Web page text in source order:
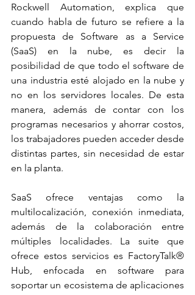
Rockwell Automation, explica que
cuando habla de futuro se refiere a la
propuesta de Software as a Service
(SaaS) en la nube, es decir la
posibilidad de que todo el software de
una industria esté alojado en la nube y
no en los servidores locales. De esta
manera, además de contar con los
programas necesarios y ahorrar costos,
los trabajadores pueden acceder desde
distintas partes, sin necesidad de estar
en la planta.
SaaS ofrece ventajas como la
multilocalización, conexión inmediata,
además de la colaboración entre
múltiples localidades. La suite que
ofrece estos servicios es FactoryTalk®
Hub, enfocada en software para
soportar un ecosistema de aplicaciones